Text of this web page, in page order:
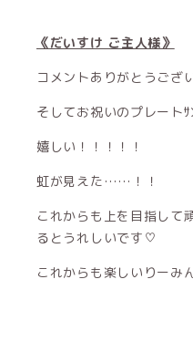
《だいすけ ご主人様》
コメントありがとうござ
そしてお祝いのプレート
嬉しい！！！！！
虹が見えた……！！
これからも上を目指して
るとうれしいです♡
これからも楽しいりーみ